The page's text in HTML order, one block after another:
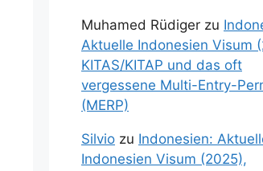
Muhamed Rüdiger zu
Aktuelle Indonesien Visum
KITAS/KITAP und das oft
vergessene Multi-Entry-
(MERP)
Silvio zu Indonesien:
Indonesien Visum (2025),